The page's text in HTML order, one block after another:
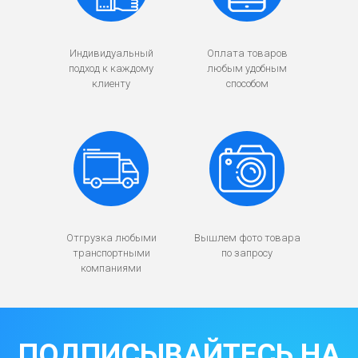
Индивидуальный
подход к каждому
клиенту
Оплата товаров
любым удобным
способом
Отгрузка любыми
транспортными
компаниями
Вышлем фото товара
по запросу